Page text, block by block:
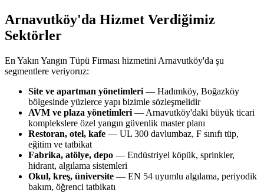
Arnavutköy'da Hizmet Verdiğimiz
Sektörler
En Yakın Yangın Tüpü Firması hizmetini Arnavutköy'da şu
segmentlere veriyoruz:
Site ve apartman yönetimleri — Hadımköy, Boğazköy
bölgesinde yüzlerce yapı bizimle sözleşmelidir
AVM ve plaza yönetimleri — Arnavutköy'daki büyük ticari
komplekslere özel yangın güvenlik master planı
Restoran, otel, kafe — UL 300 davlumbaz, F sınıfı tüp,
eğitim ve tatbikat
Fabrika, atölye, depo — Endüstriyel köpük, sprinkler,
hidrant, algılama sistemleri
Okul, kreş, üniversite — EN 54 uyumlu algılama, periyodik
bakım, öğrenci tatbikatı